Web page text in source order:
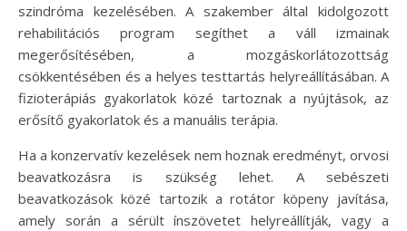
szindróma kezelésében. A szakember által kidolgozott
rehabilitációs program segíthet a váll izmainak
megerősítésében, a mozgáskorlátozottság
csökkentésében és a helyes testtartás helyreállításában. A
fizioterápiás gyakorlatok közé tartoznak a nyújtások, az
erősítő gyakorlatok és a manuális terápia.
Ha a konzervatív kezelések nem hoznak eredményt, orvosi
beavatkozásra is szükség lehet. A sebészeti
beavatkozások közé tartozik a rotátor köpeny javítása,
amely során a sérült ínszövetet helyreállítják, vagy a